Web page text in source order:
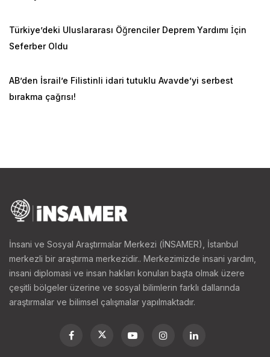
Türkiye’deki Uluslararası Öğrenciler Deprem Yardımı İçin
Seferber Oldu
AB’den İsrail’e Filistinli idari tutuklu Avavde’yi serbest
bırakma çağrısı!
İnsani ve Sosyal Araştırmalar Merkezi (İNSAMER), İstanbul
merkezli bir araştırma merkezidir.. Merkezimizde insani yardım,
insani diplomasi ve insan hakları konuları başta olmak üzere
çeşitli bölgeler üzerine ve sosyal bilimlerin farklı dallarında
araştırmalar ve bilimsel çalışmalar yapılmaktadır.